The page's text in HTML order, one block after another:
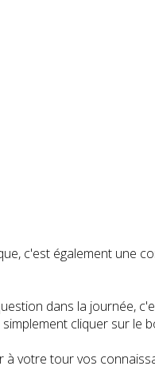
c'est également une
dans la journée,
cliquer sur le
votre tour vos